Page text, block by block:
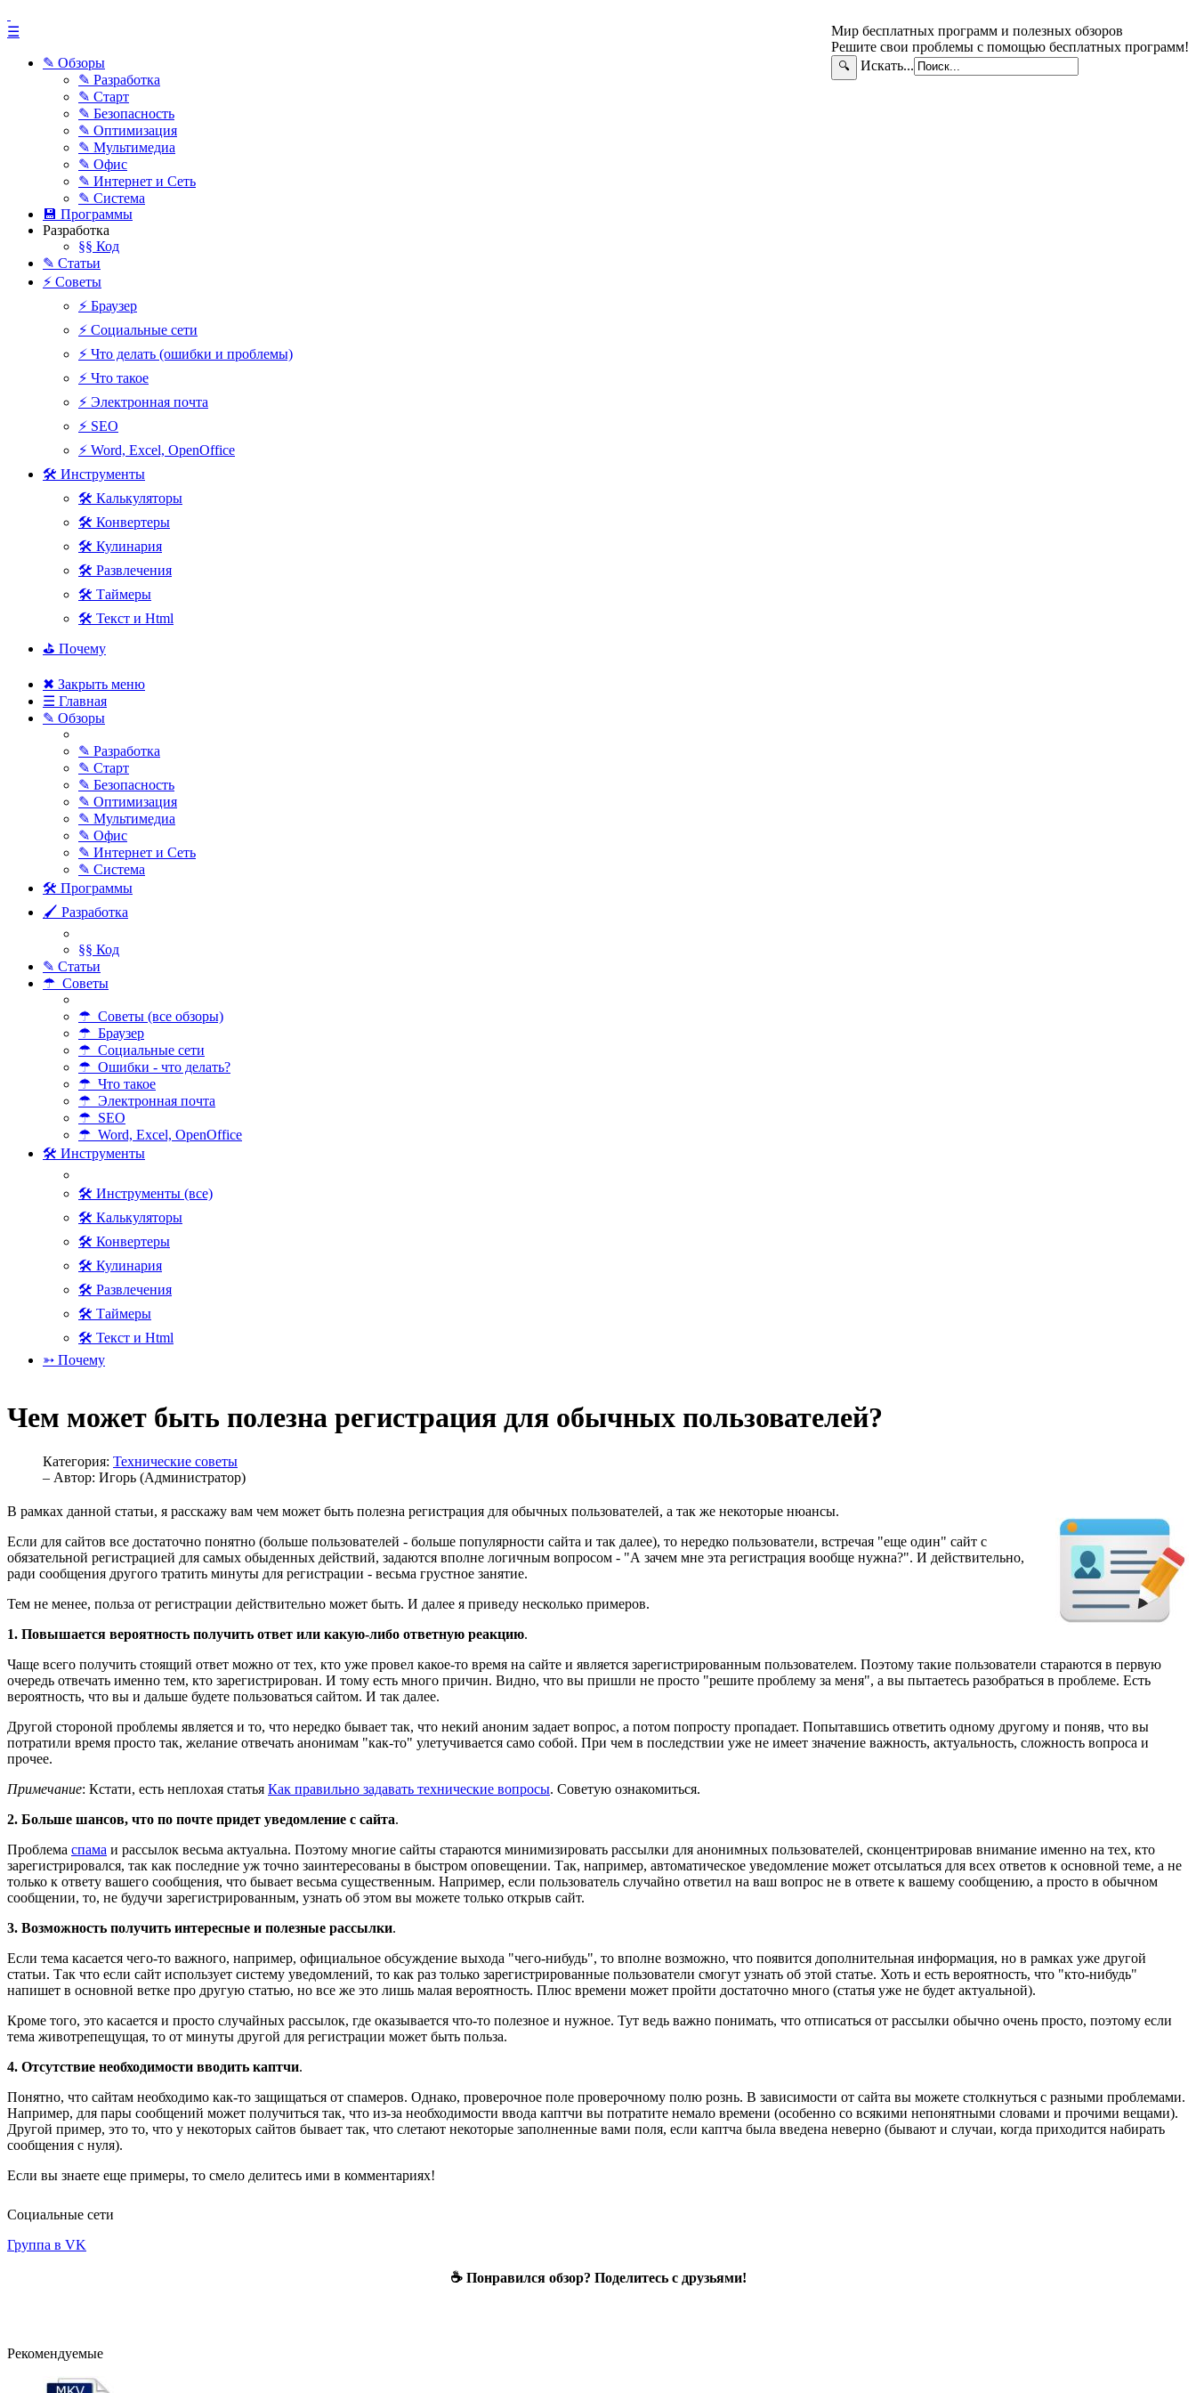
Мир бесплатных программ и полезных обзоров
Решите свои проблемы с помощью бесплатных программ!
🔍 Искать...
☰
✎ Обзоры
✎ Разработка
✎ Старт
✎ Безопасность
✎ Оптимизация
✎ Мультимедиа
✎ Офис
✎ Интернет и Сеть
✎ Система
💾 Программы
Разработка
§§ Код
✎ Статьи
⚡ Советы
⚡ Браузер
⚡ Социальные сети
⚡ Что делать (ошибки и проблемы)
⚡ Что такое
⚡ Электронная почта
⚡ SEO
⚡ Word, Excel, OpenOffice
🛠 Инструменты
🛠 Калькуляторы
🛠 Конвертеры
🛠 Кулинария
🛠 Развлечения
🛠 Таймеры
🛠 Текст и Html
⛳ Почему
✖ Закрыть меню
☰ Главная
✎ Обзоры
✎ Разработка
✎ Старт
✎ Безопасность
✎ Оптимизация
✎ Мультимедиа
✎ Офис
✎ Интернет и Сеть
✎ Система
🛠 Программы
🖌 Разработка
§§ Код
✎ Статьи
☂ Советы
☂ Советы (все обзоры)
☂ Браузер
☂ Социальные сети
☂ Ошибки - что делать?
☂ Что такое
☂ Электронная почта
☂ SEO
☂ Word, Excel, OpenOffice
🛠 Инструменты
🛠 Инструменты (все)
🛠 Калькуляторы
🛠 Конвертеры
🛠 Кулинария
🛠 Развлечения
🛠 Таймеры
🛠 Текст и Html
➳ Почему
Чем может быть полезна регистрация для обычных пользователей?
Категория: Технические советы
– Автор: Игорь (Администратор)
В рамках данной статьи, я расскажу вам чем может быть полезна регистрация для обычных пользователей, а так же некоторые нюансы.
Если для сайтов все достаточно понятно (больше пользователей - больше популярности сайта и так далее), то нередко пользователи, встречая "еще один" сайт с
обязательной регистрацией для самых обыденных действий, задаются вполне логичным вопросом - "А зачем мне эта регистрация вообще нужна?". И действительно,
ради сообщения другого тратить минуты для регистрации - весьма грустное занятие.
Тем не менее, польза от регистрации действительно может быть. И далее я приведу несколько примеров.
1. Повышается вероятность получить ответ или какую-либо ответную реакцию.
Чаще всего получить стоящий ответ можно от тех, кто уже провел какое-то время на сайте и является зарегистрированным пользователем. Поэтому такие пользователи стараются в первую
очередь отвечать именно тем, кто зарегистрирован. И тому есть много причин. Видно, что вы пришли не просто "решите проблему за меня", а вы пытаетесь разобраться в проблеме. Есть
вероятность, что вы и дальше будете пользоваться сайтом. И так далее.
Другой стороной проблемы является и то, что нередко бывает так, что некий аноним задает вопрос, а потом попросту пропадает. Попытавшись ответить одному другому и поняв, что вы
потратили время просто так, желание отвечать анонимам "как-то" улетучивается само собой. При чем в последствии уже не имеет значение важность, актуальность, сложность вопроса и
прочее.
Примечание: Кстати, есть неплохая статья Как правильно задавать технические вопросы. Советую ознакомиться.
2. Больше шансов, что по почте придет уведомление с сайта.
Проблема спама и рассылок весьма актуальна. Поэтому многие сайты стараются минимизировать рассылки для анонимных пользователей, сконцентрировав внимание именно на тех, кто
зарегистрировался, так как последние уж точно заинтересованы в быстром оповещении. Так, например, автоматическое уведомление может отсылаться для всех ответов к основной теме, а не
только к ответу вашего сообщения, что бывает весьма существенным. Например, если пользователь случайно ответил на ваш вопрос не в ответе к вашему сообщению, а просто в обычном
сообщении, то, не будучи зарегистрированным, узнать об этом вы можете только открыв сайт.
3. Возможность получить интересные и полезные рассылки.
Если тема касается чего-то важного, например, официальное обсуждение выхода "чего-нибудь", то вполне возможно, что появится дополнительная информация, но в рамках уже другой
статьи. Так что если сайт использует систему уведомлений, то как раз только зарегистрированные пользователи смогут узнать об этой статье. Хоть и есть вероятность, что "кто-нибудь"
напишет в основной ветке про другую статью, но все же это лишь малая вероятность. Плюс времени может пройти достаточно много (статья уже не будет актуальной).
Кроме того, это касается и просто случайных рассылок, где оказывается что-то полезное и нужное. Тут ведь важно понимать, что отписаться от рассылки обычно очень просто, поэтому если
тема животрепещущая, то от минуты другой для регистрации может быть польза.
4. Отсутствие необходимости вводить каптчи.
Понятно, что сайтам необходимо как-то защищаться от спамеров. Однако, проверочное поле проверочному полю рознь. В зависимости от сайта вы можете столкнуться с разными проблемами.
Например, для пары сообщений может получиться так, что из-за необходимости ввода каптчи вы потратите немало времени (особенно со всякими непонятными словами и прочими вещами).
Другой пример, это то, что у некоторых сайтов бывает так, что слетают некоторые заполненные вами поля, если каптча была введена неверно (бывают и случаи, когда приходится набирать
сообщения с нуля).
Если вы знаете еще примеры, то смело делитесь ими в комментариях!
Социальные сети
Группа в VK
☕ Понравился обзор? Поделитесь с друзьями!
Рекомендуемые